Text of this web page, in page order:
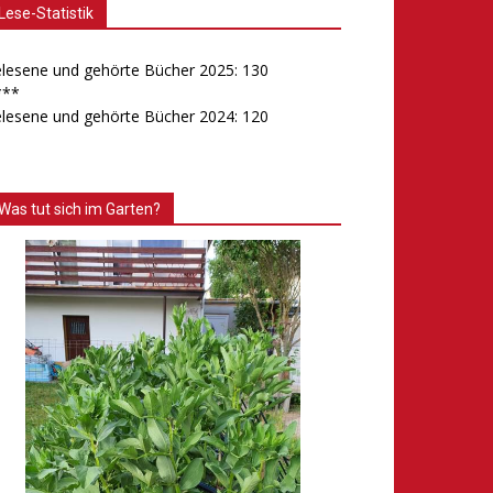
Lese-Statistik
und gehörte Bücher 2025: 130
und gehörte Bücher 2024: 120
tut sich im Garten?